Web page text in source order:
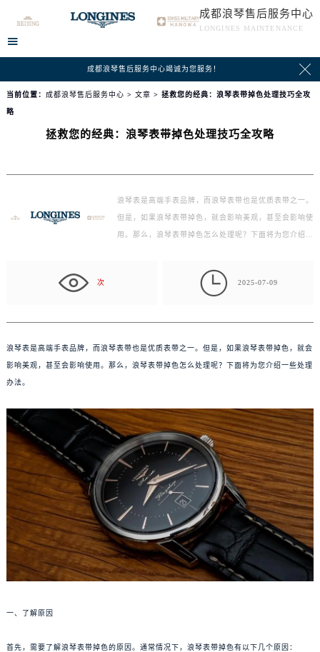
成都浪琴售后服务中心
LONGINES MAINTENANCE

成都浪琴售后服务中心竭诚为您服务！ 
当前位置： 成都浪琴售后服务中心 > 文章 > 拯救您的经典：浪琴表带掉色处理技巧全攻
略
拯救您的经典：浪琴表带掉色处理技巧全攻略
浪琴表是高端手表品牌，而浪琴表带也是优质表带之一。
但是，如果浪琴表带掉色，就会影响美观，甚至会影响使
用。那么，浪琴表带掉色怎么处理呢？下面将为您介绍一
次  2025-07-09
浪琴表是高端手表品牌，而浪琴表带也是优质表带之一。但是，如果浪琴表带掉色，就会
影响美观，甚至会影响使用。那么，浪琴表带掉色怎么处理呢？下面将为您介绍一些处理
办法。
一、了解原因
首先，需要了解浪琴表带掉色的原因。通常情况下，浪琴表带掉色有以下几个原因：